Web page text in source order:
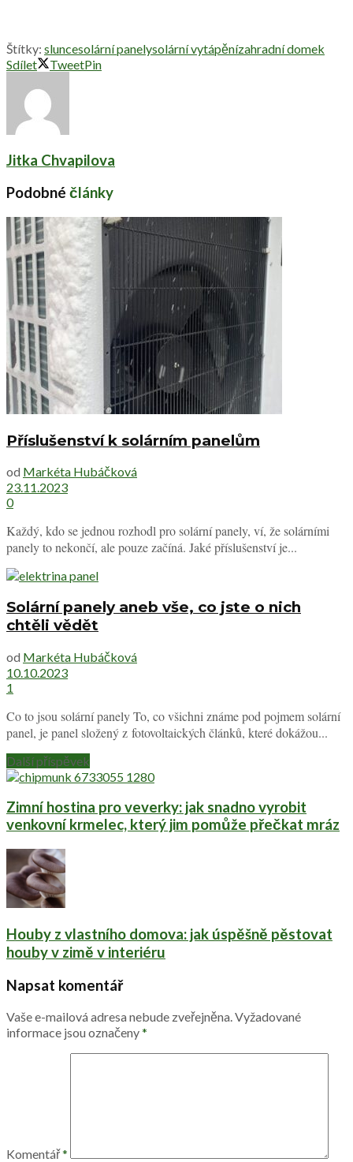
Štítky: sluncesolární panelysolární vytápěnízahradní domek
Sdílet
TweetPin
Jitka Chvapilova
Podobné články
Příslušenství k solárním panelům
od Markéta Hubáčková
23.11.2023
0
Každý, kdo se jednou rozhodl pro solární panely, ví, že solárními
panely to nekončí, ale pouze začíná. Jaké příslušenství je...
Solární panely aneb vše, co jste o nich
chtěli vědět
od Markéta Hubáčková
10.10.2023
1
Co to jsou solární panely To, co všichni známe pod pojmem solární
panel, je panel složený z fotovoltaických článků, které dokážou...
Další příspěvek
Zimní hostina pro veverky: jak snadno vyrobit
venkovní krmelec, který jim pomůže přečkat mráz
Houby z vlastního domova: jak úspěšně pěstovat
houby v zimě v interiéru
Napsat komentář
Vaše e-mailová adresa nebude zveřejněna.Vyžadované
informace jsou označeny*
Komentář*